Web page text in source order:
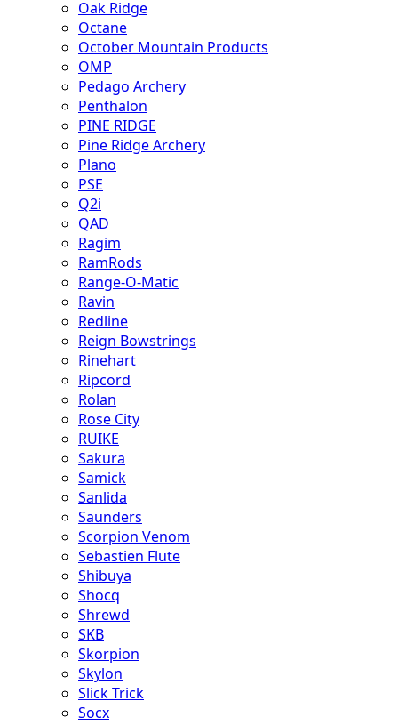
Oak Ridge
Octane
October Mountain Products
OMP
Pedago Archery
Penthalon
PINE RIDGE
Pine Ridge Archery
Plano
PSE
Q2i
QAD
Ragim
RamRods
Range-O-Matic
Ravin
Redline
Reign Bowstrings
Rinehart
Ripcord
Rolan
Rose City
RUIKE
Sakura
Samick
Sanlida
Saunders
Scorpion Venom
Sebastien Flute
Shibuya
Shocq
Shrewd
SKB
Skorpion
Skylon
Slick Trick
Socx